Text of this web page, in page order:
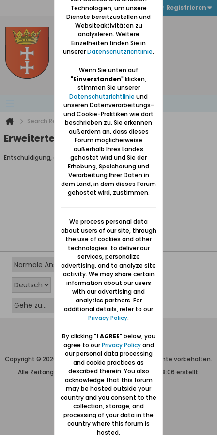
Anmelden oder Registrieren
Search Result
Erweiterte Suche
Entschuldigung, du darfst diese Seite nicht aufrufen.
Wolfgang Naujocks MMXXVI
Powered byvBulletin®
Copyright © 2026 MH Sub I, LLC dba vBulletin. Alle Rechte vorbehalten.
Alle Zeitangaben in WEZ+1. Die Seite wurde um 08:06 erstellt.
Technologien, um unsere
Dienste bereitzustellen und
Websiteaktivitäten zu
analysieren. Weitere
Einzelheiten finden Sie in
unsererDatenschutzrichtlinie.
Wenn Sie unten auf
"Einverstanden" klicken,
stimmen Sie unserer
Datenschutzrichtlinie und
unseren Datenverarbeitungs-
und Cookie-Praktiken wie dort
beschrieben zu. Sie erkennen
außerdem an, dass dieses
Forum möglicherweise
außerhalb Ihres Landes
gehostet wird und Sie der
Erhebung, Speicherung und
Verarbeitung Ihrer Daten in
dem Land, in dem dieses Forum
gehostet wird, zustimmen.
We process personal data
about users of our site, through
the use of cookies and other
technologies, to deliver our
services, personalize
advertising, and to analyze site
activity. We may share certain
information about our users
with our advertising and
analytics partners. For
additional details, refer to our
Privacy Policy.
By clicking "I AGREE" below, you
agree to ourPrivacy Policyand
our personal data processing
and cookie practices as
described therein. You also
acknowledge that this forum
may be hosted outside your
country and you consent to the
collection, storage, and
processing of your data in the
country where this forum is
hosted.